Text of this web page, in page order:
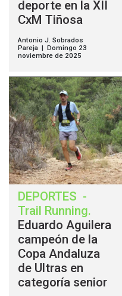
deporte en la XII
CxM Tiñosa
Antonio J. Sobrados
Pareja | Domingo 23
noviembre de 2025
DEPORTES -
Trail Running.
Eduardo Aguilera
campeón de la
Copa Andaluza
de Ultras en
categoría senior